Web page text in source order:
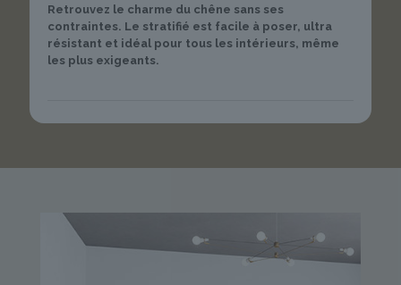
Retrouvez le charme du chêne sans ses
contraintes. Le stratifié est facile à poser, ultra
résistant et idéal pour tous les intérieurs, même
les plus exigeants.